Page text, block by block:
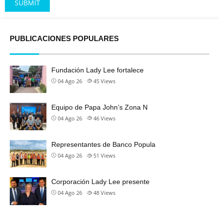
PUBLICACIONES POPULARES
Fundación Lady Lee fortalece
04 Ago 26 45 Views
Equipo de Papa John’s Zona N
04 Ago 26 46 Views
Representantes de Banco Popula
04 Ago 26 51 Views
Corporación Lady Lee presente
04 Ago 26 48 Views